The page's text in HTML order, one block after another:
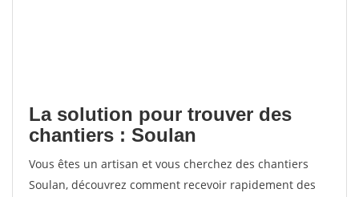
La solution pour trouver des
chantiers : Soulan
Vous êtes un artisan et vous cherchez des chantiers
Soulan, découvrez comment recevoir rapidement des